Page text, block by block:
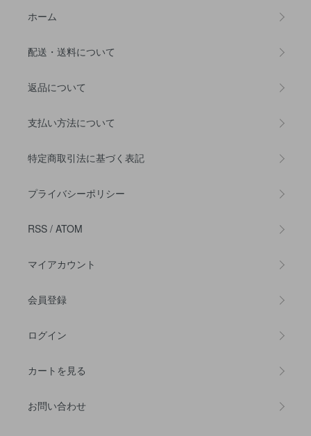
ホーム
配送・送料について
返品について
支払い方法について
特定商取引法に基づく表記
プライバシーポリシー
RSS / ATOM
マイアカウント
会員登録
ログイン
カートを見る
お問い合わせ